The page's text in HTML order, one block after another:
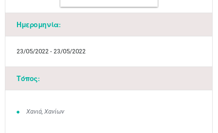
Ημερομηνία:
23/05/2022 - 23/05/2022
Τόπος:
Χανιά, Χανίων